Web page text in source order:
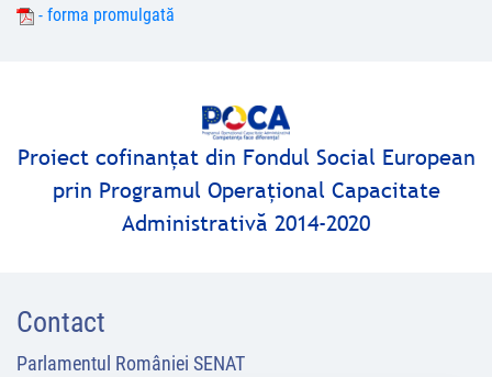
- forma promulgată
Proiect cofinanţat din Fondul Social European
prin Programul Operaţional Capacitate
Administrativă 2014-2020
Contact
Parlamentul României SENAT